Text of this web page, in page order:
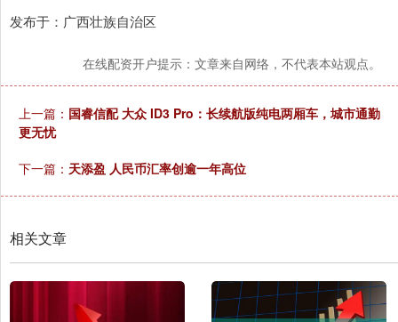
发布于：广西壮族自治区
在线配资开户提示：文章来自网络，不代表本站观点。
上一篇： 国睿信配 大众 ID3 Pro：长续航版纯电两厢车，城市通勤
更无忧
下一篇： 天添盈 人民币汇率创逾一年高位
相关文章